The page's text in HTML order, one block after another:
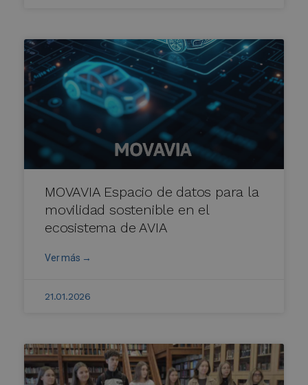
MOVAVIA Espacio de datos para la
movilidad sostenible en el
ecosistema de AVIA
Ver más →
21.01.2026